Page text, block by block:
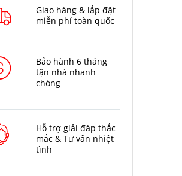
Giao hàng & lắp đặt
miễn phí toàn quốc
Bảo hành 6 tháng
tận nhà nhanh
chóng
Hỗ trợ giải đáp thắc
mắc & Tư vấn nhiệt
tình